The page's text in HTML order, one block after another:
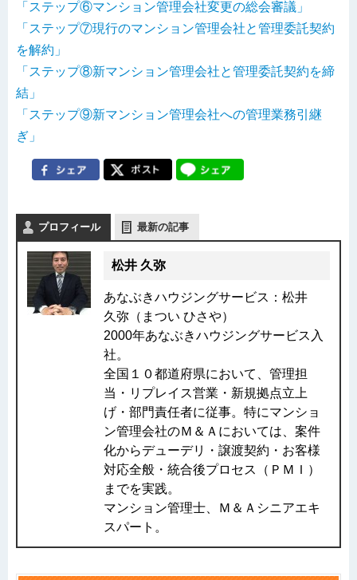
「ステップ⑥マンション管理会社変更の総会審議」
「ステップ⑦現行のマンション管理会社と管理委託契約
を解約」
「ステップ⑧新マンション管理会社と管理委託契約を締
結」
「ステップ⑨新マンション管理会社への管理業務引継
ぎ」
プロフィール 最新の記事
松井 久弥
あなぶきハウジングサービス：松井
久弥（まつい ひさや）
2000年あなぶきハウジングサービス入
社。
全国１０都道府県において、管理担
当・リプレイス営業・新規拠点立上
げ・部門責任者に従事。特にマンショ
ン管理会社のＭ＆Ａにおいては、案件
化からデューデリ・譲渡契約・お客様
対応全般・統合後プロセス（ＰＭＩ）
までを実践。
マンション管理士、Ｍ＆Ａシニアエキ
スパート。